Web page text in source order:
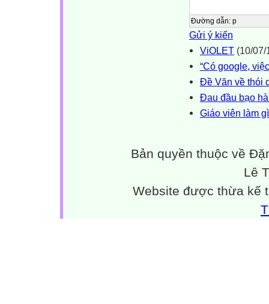
Đường dẫn: p
Gửi ý kiến
ViOLET (10/07/
“Có google,
Đề Văn về thói
Đau đầu bạo
Giáo viên làm
Bản quyền thuộc về
Lê
Website được thừa kế